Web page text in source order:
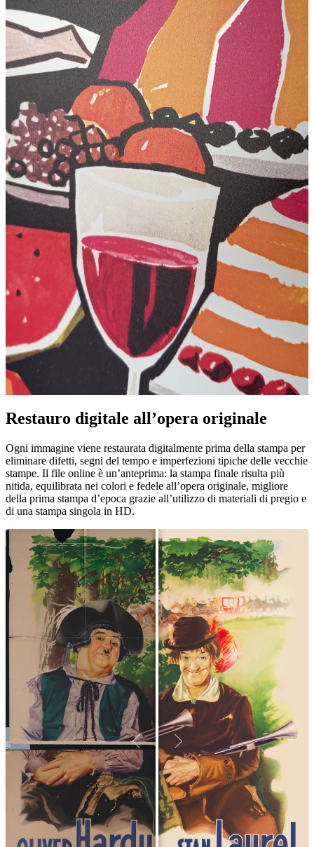
Restauro digitale all’opera originale
Ogni immagine viene restaurata digitalmente prima della stampa per
eliminare difetti, segni del tempo e imperfezioni tipiche delle vecchie
stampe. Il file online è un’anteprima: la stampa finale risulta più
nitida, equilibrata nei colori e fedele all’opera originale, migliore
della prima stampa d’epoca grazie all’utilizzo di materiali di pregio e
di una stampa singola in HD.